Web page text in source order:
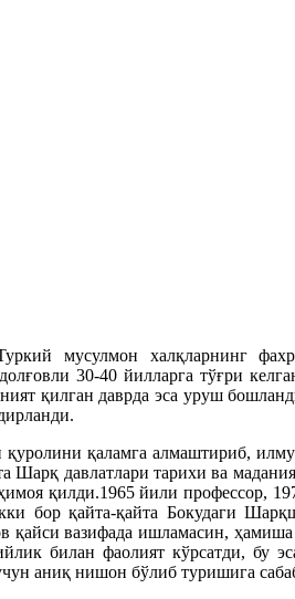
мусулмон халқларнинг
30-40 йилларга тўғри
қилган даврда эса уруш
қаламга алмаштириб,
давлатлари тарихи ва
қилди.1965 йили профессор,
бор қайта-қайта Бокудаги
қайси вазифада ишламасин,
билан фаолият кўрсатди, бу
аниқ нишон бўлиб туришига